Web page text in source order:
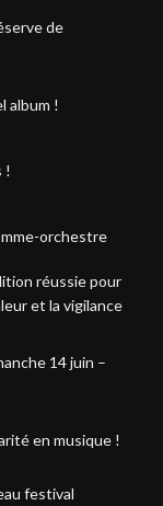
de
album !
!
orchestre
réussie pour
et la vigilance
14 juin –
en musique !
festival